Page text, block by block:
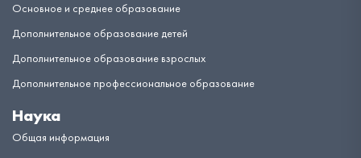
Основное и среднее образование
Дополнительное образование детей
Дополнительное образование взрослых
Дополнительное профессиональное образование
Наука
Общая информация